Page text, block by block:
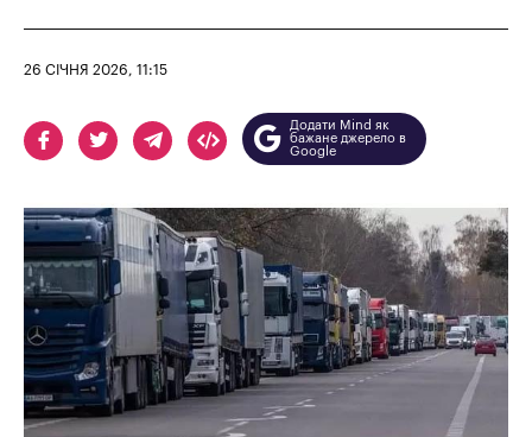
26 СІЧНЯ 2026, 11:15
Додати Mind як
бажане джерело в
Google